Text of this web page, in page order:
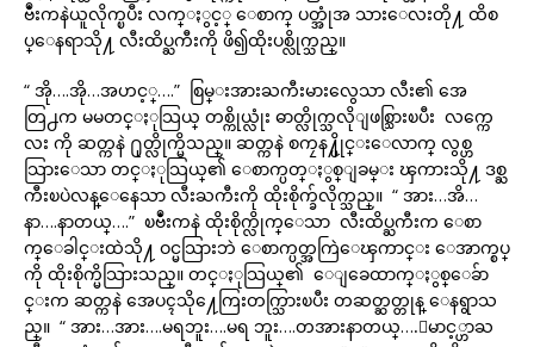
ဗဳံးကနဲယူလိုက္ၿပီး လက္ႏွင့္ ေစာက္ ပတ္အုံအ သားေလးတို႔ ထိစ
ပ္ေနရာသို႔ လီးထိပ္ႀကီးကို ဖိ၍ထိုးပစ္လိုက္သည္။
“ အို….အို…အဟင့္….” စြမ္းအားႀကီးမားလွေသာ လီး၏ အေ
တြ႕က မမတင္ႏုသြယ္ တစ္ကိုယ္လုံး ဓာတ္လိုက္သလိုျဖစ္သြားၿပီး လက္ကေ
လး ကို ဆတ္ကနဲ ႐ုတ္လိုက္မိသည္။ ဆတ္ကနဲ စကၠန႔္ပိုင္းေလာက္ လွစ္ဟ
သြားေသာ တင္ႏုသြယ္၏ ေစာက္ပတ္ႏွစ္ျခမ္း ၾကားသို႔ ဒစ္ႀ
ကီးၿပဲလန္ေနေသာ လီးႀကီးကို ထိုးစိုက္ခ်လိုက္သည္။ “ အား…အိ…
နာ….နာတယ္….” ၿဗဳံးကနဲ ထိုးစိုက္လိုက္ေသာ လီးထိပ္ႀကီးက ေစာ
က္ေခါင္းထဲသို႔ ဝင္မသြားဘဲ ေစာက္ပတ္အကြဲေၾကာင္း ေအာက္စပ္
ကို ထိုးစိုက္မိသြားသည္။ တင္ႏုသြယ္၏ ေျခေထာက္ႏွစ္ေခ်ာ
င္းက ဆတ္ကနဲ အေပၚသို႔ေကြးတက္သြားၿပီး တဆတ္ဆတ္တုန္ ေနရွာသ
ည္။ “ အား…အား….မရဘူး….မရ ဘူး….တအားနာတယ္….ေမာင့္ဟာႀ